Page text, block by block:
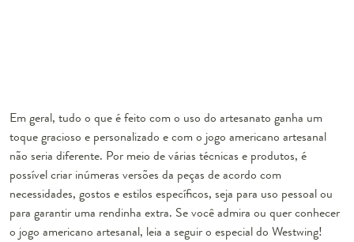
Em geral, tudo o que é feito com o uso do artesanato ganha um
toque gracioso e personalizado e com o jogo americano artesanal
não seria diferente. Por meio de várias técnicas e produtos, é
possível criar inúmeras versões da peças de acordo com
necessidades, gostos e estilos específicos, seja para uso pessoal ou
para garantir uma rendinha extra. Se você admira ou quer conhecer
o jogo americano artesanal, leia a seguir o especial do Westwing!